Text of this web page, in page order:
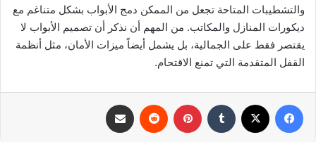
والتشطيبات المتاحة تجعل من الممكن دمج الأبواب بشكل متناغم مع
ديكورات المنازل والمكاتب. من المهم أن نذكر أن تصميم الأبواب لا
يقتصر فقط على الجمالية، بل يشمل أيضاً ميزات الأمان، مثل أنظمة
القفل المتقدمة التي تمنع الاقتحام.
فيسبوك بينتيريست